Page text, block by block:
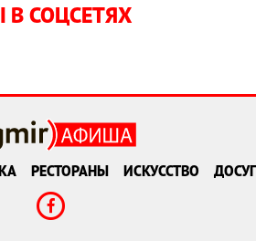
СОЦСЕТЯХ
РЕСТОРАНЫ ИСКУССТВО ДОСУГ